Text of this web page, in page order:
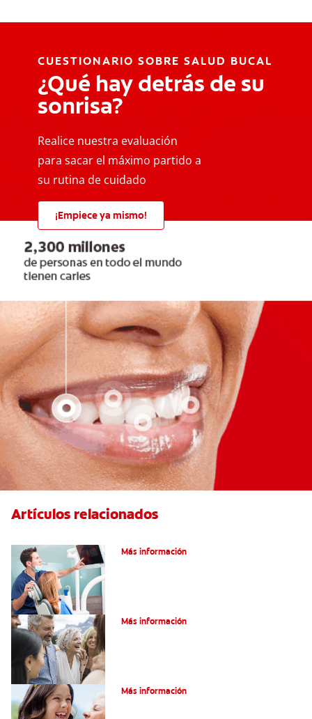
CUESTIONARIO SOBRE SALUD BUCAL
¿Qué hay detrás de su
sonrisa?
Realice nuestra evaluación
para sacar el máximo partido a
su rutina de cuidado
¡Empiece ya mismo!
Artículos relacionados
Más información
Más información
Más información